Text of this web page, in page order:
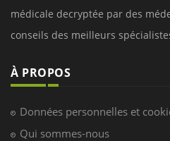
médicale decryptée par des
conseils des meilleurs
À PROPOS
Données personnelles et
Qui sommes-nous